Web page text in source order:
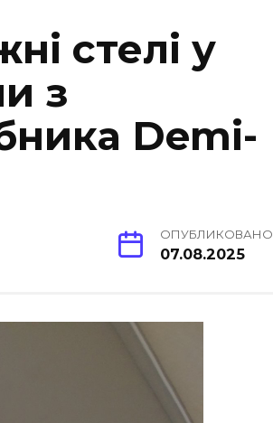
стелі у
з
Demi-
ОПУБЛИКОВАНО
07.08.2025